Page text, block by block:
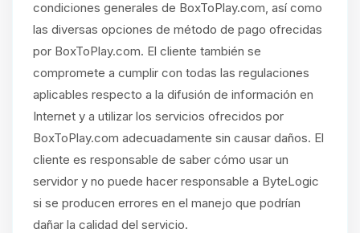
condiciones generales de BoxToPlay.com, así como
las diversas opciones de método de pago ofrecidas
por BoxToPlay.com. El cliente también se
compromete a cumplir con todas las regulaciones
aplicables respecto a la difusión de información en
Internet y a utilizar los servicios ofrecidos por
BoxToPlay.com adecuadamente sin causar daños. El
cliente es responsable de saber cómo usar un
servidor y no puede hacer responsable a ByteLogic
si se producen errores en el manejo que podrían
dañar la calidad del servicio.